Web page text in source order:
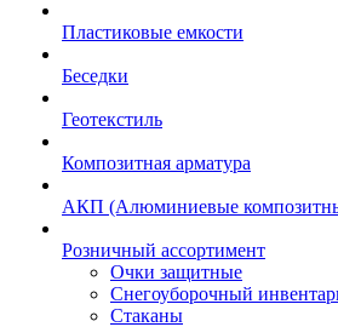
Пластиковые емкости
Беседки
Геотекстиль
Композитная арматура
АКП (Алюминиевые
Розничный ассортимент
Очки защитные
Снегоуборочный
Стаканы